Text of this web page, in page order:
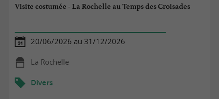
Visite costumée - La Rochelle au Temps des Croisades
20/06/2026 au 31/12/2026
La Rochelle
Divers